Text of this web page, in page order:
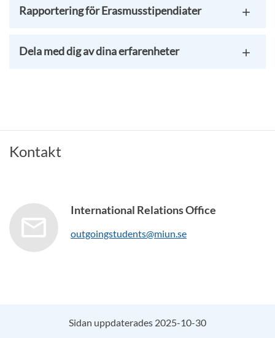
Rapportering för Erasmusstipendiater
Dela med dig av dina erfarenheter
Kontakt
International Relations Office
outgoingstudents@miun.se
Sidan uppdaterades 2025-10-30